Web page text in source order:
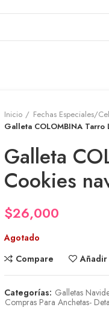
Inicio Fechas Especiales/
Galleta COLOMBINA
Galleta
Cookies
$26,000
Agotado
Compare
Añadir
Categorías: Galletas
Compras Para Anchetas-